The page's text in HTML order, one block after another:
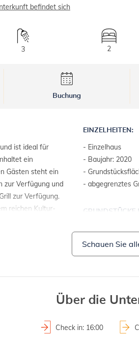
befindet sich
3 2
Buchung
ist ideal für
ein
Gästen steht ein
zur Verfügung und
zur Verfügung.
reichen Kultur-
EINZELHEITEN:
- Einzelhaus
- Baujahr: 2020
-
- abgegrenztes
GRUNDSTÜCKE
abgegrenzt
Schauen Sie
Über die
Check in: 16:00